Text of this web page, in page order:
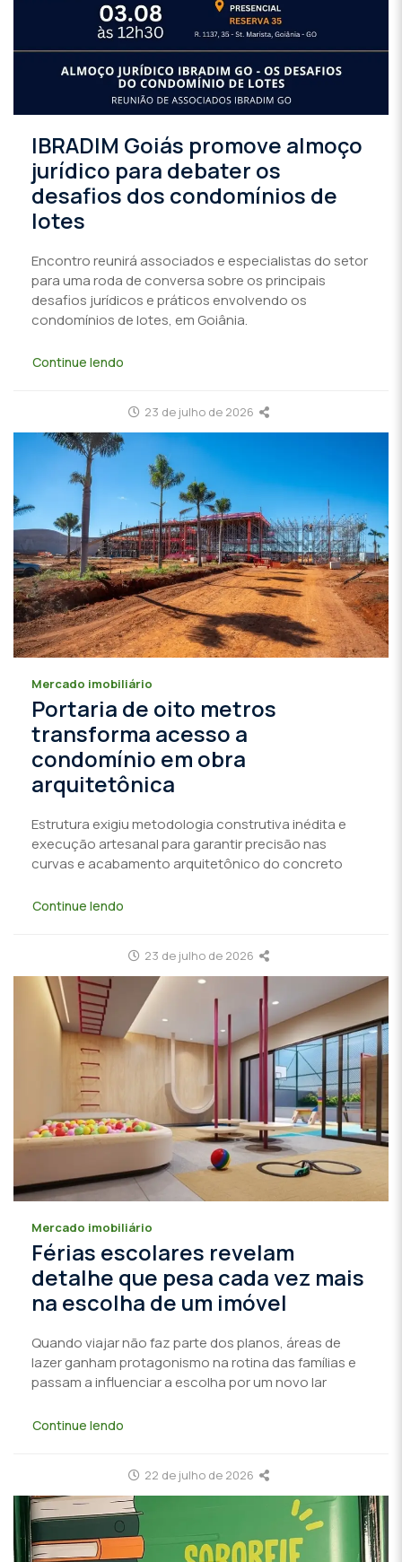
IBRADIM Goiás promove almoço
jurídico para debater os
desafios dos condomínios de
lotes
Encontro reunirá associados e especialistas do setor
para uma roda de conversa sobre os principais
desafios jurídicos e práticos envolvendo os
condomínios de lotes, em Goiânia.
Continue lendo
23 de julho de 2026
Mercado imobiliário
Portaria de oito metros
transforma acesso a
condomínio em obra
arquitetônica
Estrutura exigiu metodologia construtiva inédita e
execução artesanal para garantir precisão nas
curvas e acabamento arquitetônico do concreto
Continue lendo
23 de julho de 2026
Mercado imobiliário
Férias escolares revelam
detalhe que pesa cada vez mais
na escolha de um imóvel
Quando viajar não faz parte dos planos, áreas de
lazer ganham protagonismo na rotina das famílias e
passam a influenciar a escolha por um novo lar
Continue lendo
22 de julho de 2026